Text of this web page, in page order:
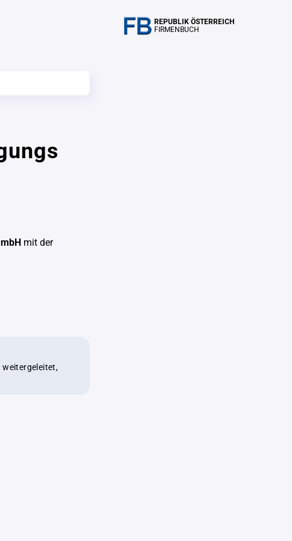
REPUBLIK ÖSTERREICH
FIRMENBUCH
mit der
weitergeleitet,